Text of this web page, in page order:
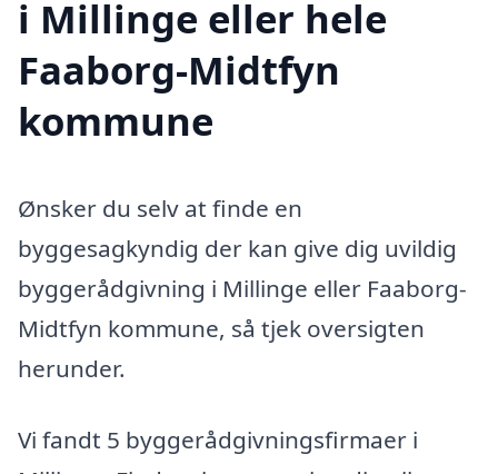
i Millinge eller hele
Faaborg-Midtfyn
kommune
Ønsker du selv at finde en
byggesagkyndig der kan give dig uvildig
byggerådgivning i Millinge eller Faaborg-
Midtfyn kommune, så tjek oversigten
herunder.
Vi fandt 5 byggerådgivningsfirmaer i